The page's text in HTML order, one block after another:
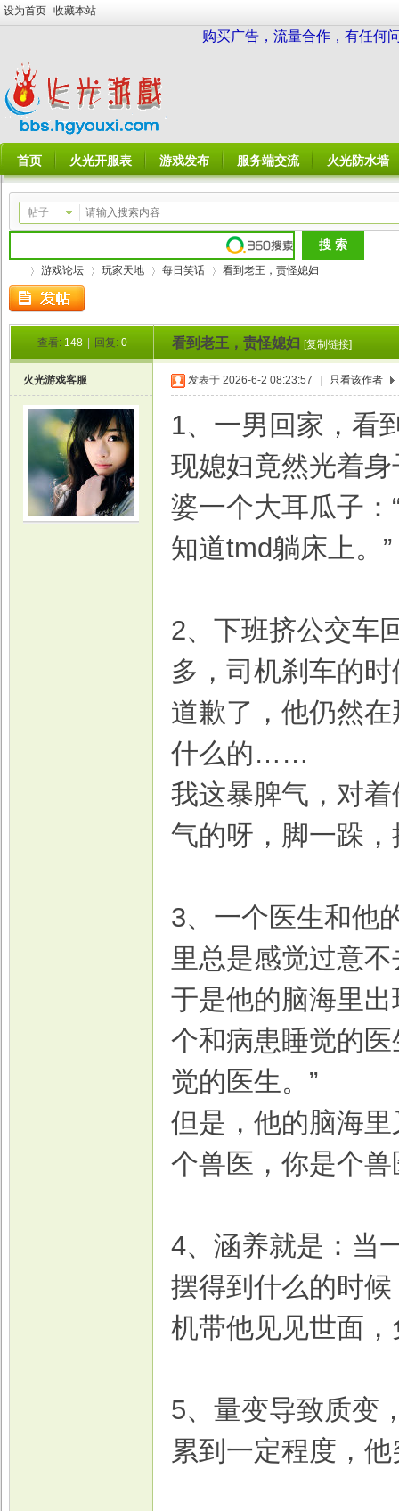
设为首页 收藏本站
购买广告，流量合作，有任何
首页 火光开服表 游戏发布 服务端交流 火光防水墙
帖子
游戏论坛 玩家天地 每日笑话
›
看到老王，责怪媳妇
查看: 148 回复: 0 看到老王，责怪媳妇 [复制链接]
火光游戏客服 发表于 2026-6-2 08:23:57 只看该作者
1、一男回家，看
现媳妇竟然光着
婆一个大耳瓜子
知道tmd躺床上。”
2、下班挤公交车
多，司机刹车的
道歉了，他仍然
什么的……
我这暴脾气，对
气的呀，脚一跺
3、一个医生和他
里总是感觉过意
于是他的脑海里
个和病患睡觉的
觉的医生。”
但是，他的脑海
个兽医，你是个
4、涵养就是：当
摆得到什么的时
机带他见见世面
5、量变导致质变
累到一定程度，